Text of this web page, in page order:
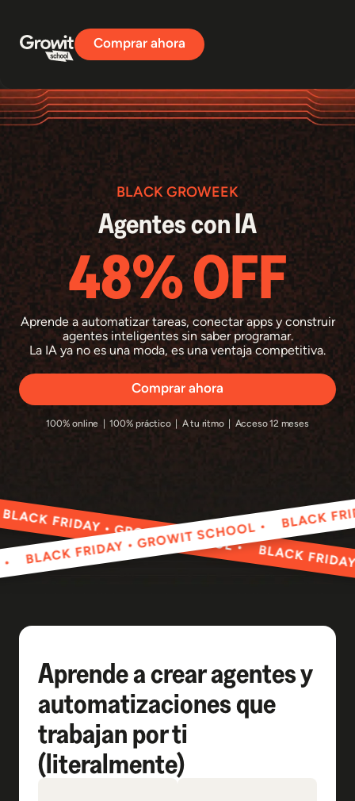
Comprar ahora
BLACK GROWEEK
Agentes con IA
48% OFF
Aprende a automatizar tareas, conectar apps y construir
agentes inteligentes sin saber programar.
La IA ya no es una moda, es una ventaja competitiva.
Comprar ahora
100% online | 100% práctico | A tu ritmo | Acceso 12 meses
•
BLACK FRIDAY • GROWIT SCHOOL •
• GROWIT SCHOOL •
BLACK FRIDAY •
Aprende a crear agentes y
automatizaciones que
trabajan por ti
(literalmente)